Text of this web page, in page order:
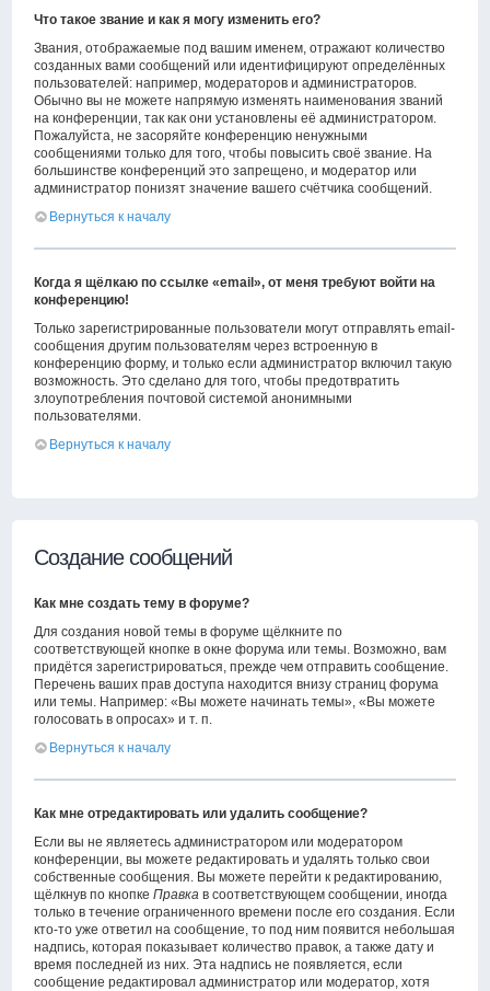
Что такое звание и как я могу изменить его?
Звания, отображаемые под вашим именем, отражают количество
созданных вами сообщений или идентифицируют определённых
пользователей: например, модераторов и администраторов.
Обычно вы не можете напрямую изменять наименования званий
на конференции, так как они установлены её администратором.
Пожалуйста, не засоряйте конференцию ненужными
сообщениями только для того, чтобы повысить своё звание. На
большинстве конференций это запрещено, и модератор или
администратор понизят значение вашего счётчика сообщений.
Вернуться к началу
Когда я щёлкаю по ссылке «email», от меня требуют войти на
конференцию!
Только зарегистрированные пользователи могут отправлять email-
сообщения другим пользователям через встроенную в
конференцию форму, и только если администратор включил такую
возможность. Это сделано для того, чтобы предотвратить
злоупотребления почтовой системой анонимными
пользователями.
Вернуться к началу
Создание сообщений
Как мне создать тему в форуме?
Для создания новой темы в форуме щёлкните по
соответствующей кнопке в окне форума или темы. Возможно, вам
придётся зарегистрироваться, прежде чем отправить сообщение.
Перечень ваших прав доступа находится внизу страниц форума
или темы. Например: «Вы можете начинать темы», «Вы можете
голосовать в опросах» и т. п.
Вернуться к началу
Как мне отредактировать или удалить сообщение?
Если вы не являетесь администратором или модератором
конференции, вы можете редактировать и удалять только свои
собственные сообщения. Вы можете перейти к редактированию,
щёлкнув по кнопкеПравка в соответствующем сообщении, иногда
только в течение ограниченного времени после его создания. Если
кто-то уже ответил на сообщение, то под ним появится небольшая
надпись, которая показывает количество правок, а также дату и
время последней из них. Эта надпись не появляется, если
сообщение редактировал администратор или модератор, хотя